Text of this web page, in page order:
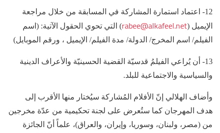
12- اعتماد استمارة المشاركة في المسابقة من خلال مراجعة
الإيميل (rabee@alkafeel.net) التي تحوي الحقول الآتية: (اسم
الفيلم/ اسم المخرج/ الدولة/ مدة الفيلم/ الإيميل ، ورقم الموبايل)
13- أن يُراعي الفيلمُ قدسيّة القضية الحسينيّة والأعراف الدينية
والسياسية والاجتماعية للبلد.
وأضاف الهلالي إنّ الأفلام المُشاركة سيُختار منها الأقرب إلى
هدف المهرجان كما ستُعرض على لجنة تحكيمية من عدّة مخرجين
من (مصر، ولبنان، وسوريا، وإيران، والعراق)، علماً أنّ الجائزة